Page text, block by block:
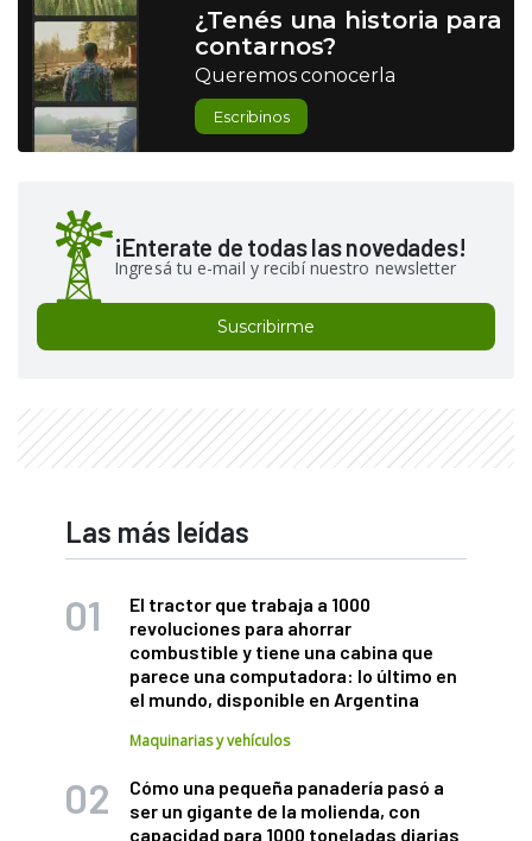
¿Tenés una historia para
contarnos?
Queremos conocerla
Escribinos
¡Enterate de todas las novedades!
Ingresá tu e-mail y recibí nuestro newsletter
Suscribirme
Las más leídas
El tractor que trabaja a 1000
revoluciones para ahorrar
combustible y tiene una cabina que
parece una computadora: lo último en
el mundo, disponible en Argentina
Maquinarias y vehículos
Cómo una pequeña panadería pasó a
ser un gigante de la molienda, con
capacidad para 1000 toneladas diarias